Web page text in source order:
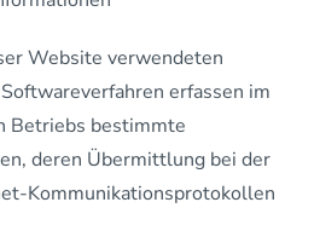
Website verwendeten
erfassen im
Betriebs bestimmte
deren Übermittlung bei der
Kommunikationsprotokollen